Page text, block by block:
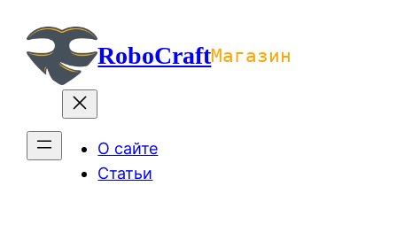
содержимомуRoboCraftМагазин
О сайте
Статьи